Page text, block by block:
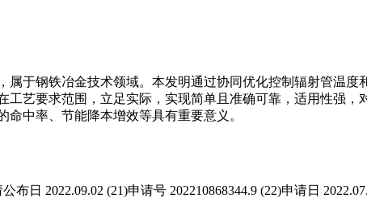
于钢铁冶金技术领域。本发明通过协同优化控制辐射管温
艺要求范围，立足实际，实现简单且准确可靠，适用性强
中率、节能降本增效等具有重要意义。
日 2022.09.02 (21)申请号 202210868344.9 (22)申请日